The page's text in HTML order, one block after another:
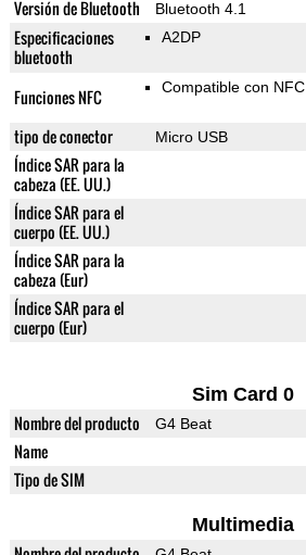
Versión de Bluetooth Bluetooth 4.1
Especificaciones
bluetooth
A2DP
Funciones NFC Compatible con NFC
tipo de conector Micro USB
Índice SAR para la
cabeza (EE. UU.)
Índice SAR para el
cuerpo (EE. UU.)
Índice SAR para la
cabeza (Eur)
Índice SAR para el
cuerpo (Eur)
Sim Card 0
Nombre del producto G4 Beat
Name
Tipo de SIM
Multimedia